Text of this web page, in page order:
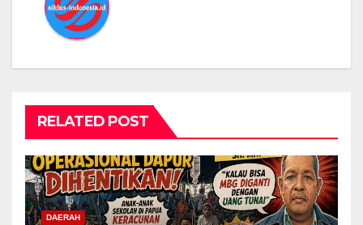
RELATED POST
DAERAH